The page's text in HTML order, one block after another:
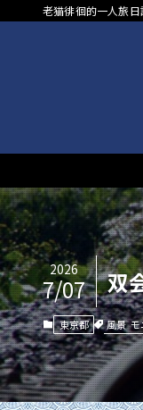
老猫徘徊的一人旅
双
2026
7/07
東京都 風景 モ